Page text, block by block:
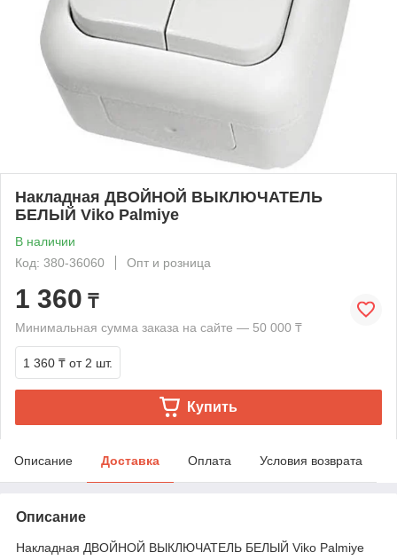
Накладная ДВОЙНОЙ ВЫКЛЮЧАТЕЛЬ
БЕЛЫЙ Viko Palmiye
В наличии
Код: 380-36060
Опт и розница
1 360 ₸
Минимальная сумма заказа на сайте — 50 000 ₸
1 360 ₸ от 2 шт.
Купить
Описание Доставка Оплата Условия возврата
Описание
Накладная ДВОЙНОЙ ВЫКЛЮЧАТЕЛЬ БЕЛЫЙ Viko Palmiye